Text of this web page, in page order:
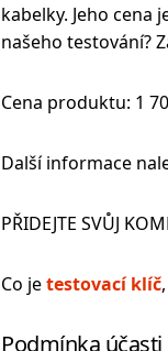
kabelky. Jeho cena
našeho testování?
Cena produktu: 1
Další informace
PŘIDEJTE SVŮJ
Co jetestovací klíč,
Podmínka